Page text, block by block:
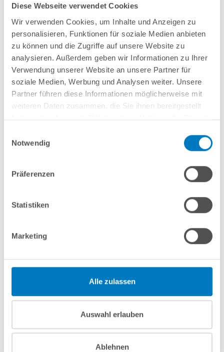
Diese Webseite verwendet Cookies
Wir verwenden Cookies, um Inhalte und Anzeigen zu
personalisieren, Funktionen für soziale Medien anbieten
zu können und die Zugriffe auf unsere Website zu
analysieren. Außerdem geben wir Informationen zu Ihrer
Verwendung unserer Website an unsere Partner für
soziale Medien, Werbung und Analysen weiter. Unsere
Partner führen diese Informationen möglicherweise mit
weiteren Daten zusammen, die Sie ihnen bereitgestellt
Notwendig
Präferenzen
Statistiken
Marketing
Alle zulassen
Auswahl erlauben
Ablehnen
Versandkostenfreie Lieferung!
Lieferung in ca. 3-6 Arbeitstagen
In den Warenkorb
Stahlwand-Rundpool PS HQ 3,50 x 1,20 m Folie 0,8 mm
Kurzbeschreibung
1.399,00 € *
Artikel-Nr.:104255
Versandkostenfreie Lieferung!
Lieferung in ca. 3-6 Arbeitstagen
In den Warenkorb